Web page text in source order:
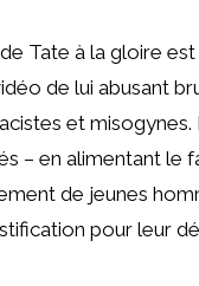
Tate à la gloire
de lui abusant
et
– en alimentant le
de jeunes
pour leur